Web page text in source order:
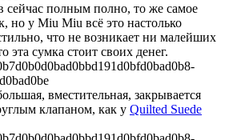
сейчас полным полно, то же самое
но у Miu Miu всё это настолько
что не возникает ни малейших
эта сумка стоит своих денег.
вместительная, закрывается
клапаном, как у Quilted Suede